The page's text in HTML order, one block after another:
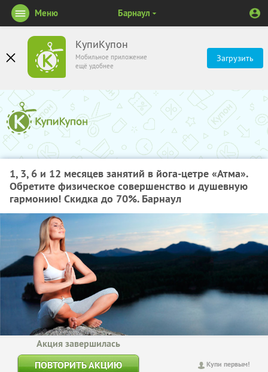
КупиКупон
Мобильное приложение
ещё удобнее
Загрузить
Меню Барнаул
1, 3, 6 и 12 месяцев занятий в йога-цетре «Атма».
Обретите физическое совершенство и душевную
гармонию! Скидка до 70%. Барнаул
Купи первым!
Акция завершилась
ПОВТОРИТЬ АКЦИЮ